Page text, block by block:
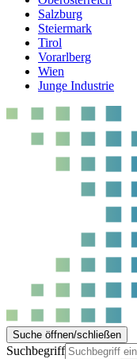
Salzburg
Steiermark
Tirol
Vorarlberg
Wien
Junge Industrie
Suche öffnen/schließen
Suchbegriff